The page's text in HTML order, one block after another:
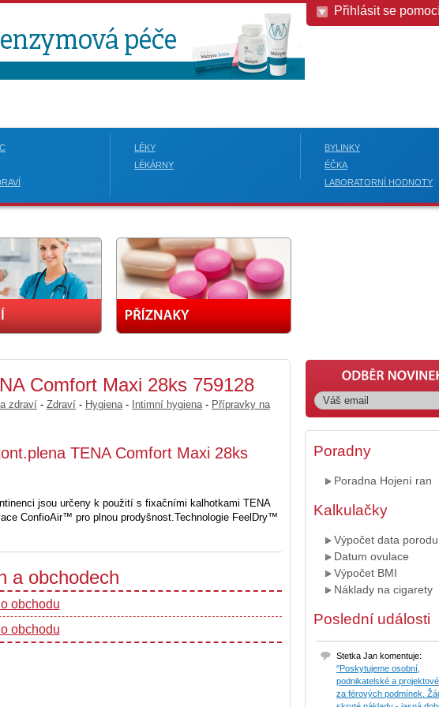
Přihlásit se
LÉKY
LÉKÁRNY
BYLINKY
ÉČKA
LABORATORNÍ HODNOTY
Comfort Maxi 28ks 759128
zdraví - Zdraví - Hygiena - Intimní hygiena - Přípravky na
TENA Comfort Maxi 28ks
jsou určeny k použití s fixačními kalhotkami TENA
ConfioAir™ pro plnou prodyšnost.Technologie FeelDry™
a obchodech
obchodu
obchodu
Poradny
Poradna Hojení ran
Kalkulačky
Výpočet data porodu
Datum ovulace
Výpočet BMI
Náklady na cigarety
Poslední události
Stetka Jan komentuje:
"Poskytujeme osobní,
podnikatelské a
za férových podmínek.